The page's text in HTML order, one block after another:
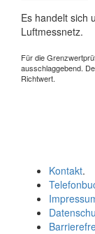
Es handelt sich
Luftmessnetz.
Für die
ausschlaggebend.
Richtwert.
Kontakt.